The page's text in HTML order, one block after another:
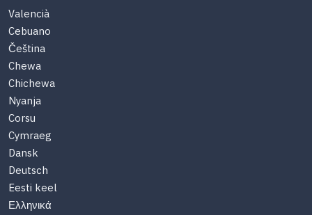
Valencià
Cebuano
Čeština
Chewa
Chichewa
Nyanja
Corsu
Cymraeg
Dansk
Deutsch
Eesti keel
Ελληνικά